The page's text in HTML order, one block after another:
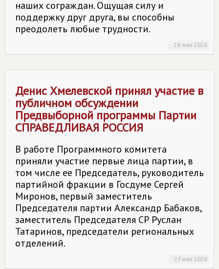
наших сограждан. Ощущая силу и
поддержку друг друга, вы способны
преодолеть любые трудности.
28 мая 2026
Денис Хмелевской принял участие в
публичном обсуждении
Предвыборной программы Партии
СПРАВЕДЛИВАЯ РОССИЯ
В работе Программного комитета
приняли участие первые лица партии, в
том числе ее Председатель, руководитель
партийной фракции в Госдуме Сергей
Миронов, первый заместитель
Председателя партии Александр Бабаков,
заместитель Председателя СР Руслан
Татаринов, председатели региональных
отделений.
27 мая 2026